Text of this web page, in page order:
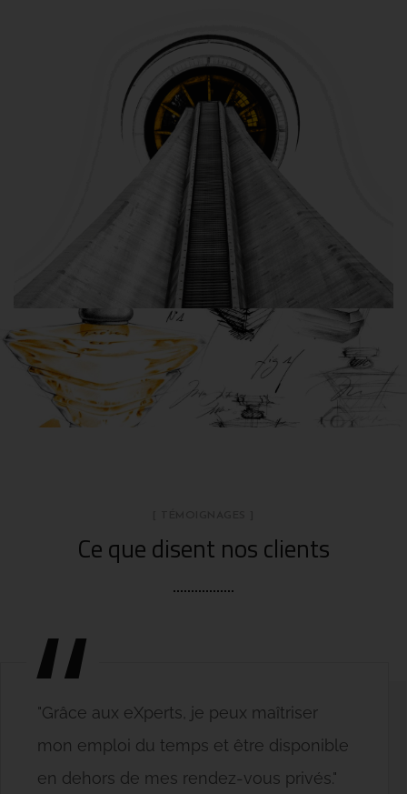
Ce que disent nos clients
"Grâce aux eXperts, je peux maîtriser
mon emploi du temps et être disponible
en dehors de mes rendez-vous privés."